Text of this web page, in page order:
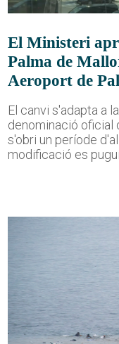
El Ministeri
Palma de
Aeroport de
El canvi s'adapta a
denominació oficial
s'obri un període
modificació es